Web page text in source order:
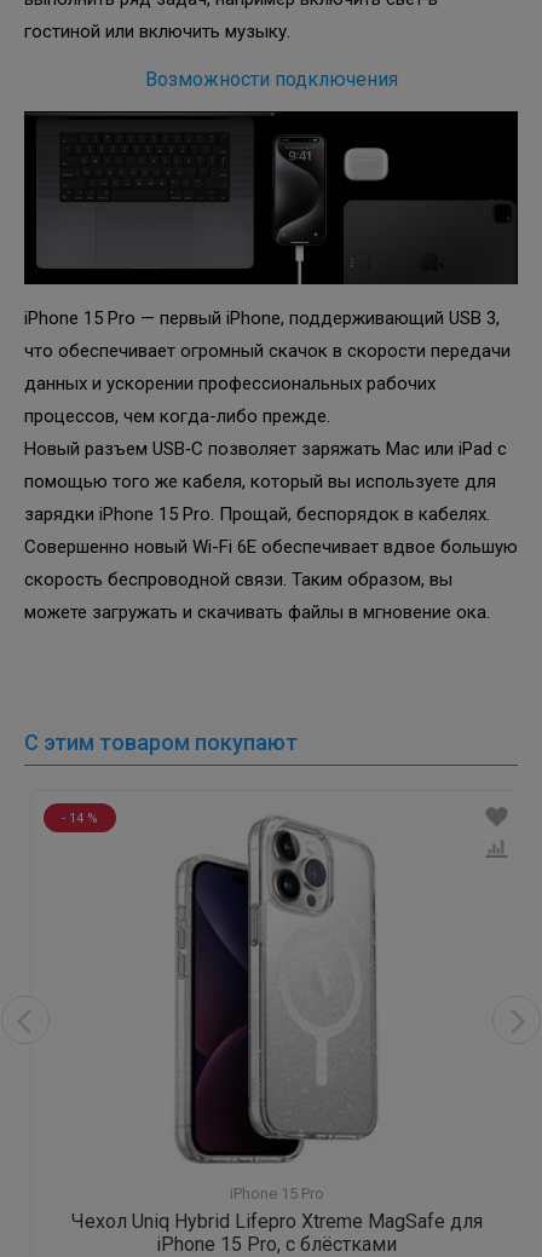
гостиной или включить музыку.
Возможности подключения
iPhone 15 Pro — первый iPhone, поддерживающий USB 3,
что обеспечивает огромный скачок в скорости передачи
данных и ускорении профессиональных рабочих
процессов, чем когда-либо прежде.
Новый разъем USB‑C позволяет заряжать Mac или iPad с
помощью того же кабеля, который вы используете для
зарядки iPhone 15 Pro. Прощай, беспорядок в кабелях.
Совершенно новый Wi-Fi 6E обеспечивает вдвое большую
скорость беспроводной связи. Таким образом, вы
можете загружать и скачивать файлы в мгновение ока.
С этим товаром покупают
- 14 %
iPhone 15 Pro
Чехол Uniq Hybrid Lifepro Xtreme MagSafe для
iPhone 15 Pro, с блёстками